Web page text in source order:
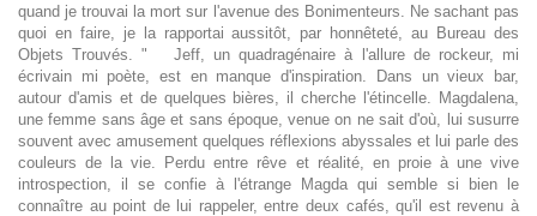
quand je trouvai la mort sur l'avenue des Bonimenteurs. Ne sachant pas
quoi en faire, je la rapportai aussitôt, par honnêteté, au Bureau des
Objets Trouvés. " Jeff, un quadragénaire à l'allure de rockeur, mi
écrivain mi poète, est en manque d'inspiration. Dans un vieux bar,
autour d'amis et de quelques bières, il cherche l'étincelle. Magdalena,
une femme sans âge et sans époque, venue on ne sait d'où, lui susurre
souvent avec amusement quelques réflexions abyssales et lui parle des
couleurs de la vie. Perdu entre rêve et réalité, en proie à une vive
introspection, il se confie à l'étrange Magda qui semble si bien le
connaître au point de lui rappeler, entre deux cafés, qu'il est revenu à